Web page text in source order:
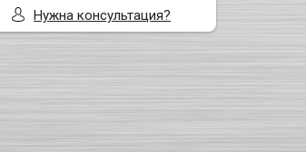
Нужна консультация?